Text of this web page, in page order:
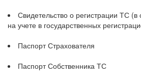
Свидетельство о регистрации ТС (в
на учете в государственных
Паспорт Страхователя
Паспорт Собственника ТС